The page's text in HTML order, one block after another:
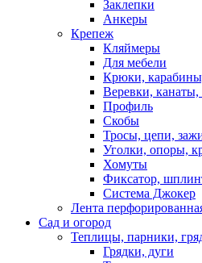
Заклепки
Анкеры
Крепеж
Кляймеры
Для мебели
Крюки,
Веревки,
Профиль
Скобы
Тросы, цепи,
Уголки, опоры,
Хомуты
Фиксатор,
Система Джокер
Лента
Сад и огород
Теплицы, парники,
Грядки, дуги